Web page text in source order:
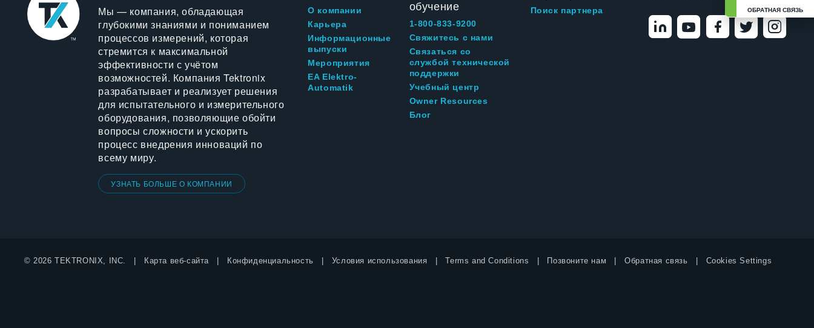
ОБРАТНАЯ СВЯЗЬ
Мы — компания, обладающая
глубокими знаниями и пониманием
процессов измерений, которая
стремится к максимальной
эффективности с учётом
возможностей. Компания Tektronix
разрабатывает и реализует решения
для испытательного и измерительного
оборудования, позволяющие обойти
вопросы сложности и ускорить
процесс внедрения инноваций по
всему миру.
УЗНАТЬ БОЛЬШЕ О КОМПАНИИ
О компании
Карьера
Информационные
выпуски
Мероприятия
EA Elektro-
Automatik
обучение
1-800-833-9200
Свяжитесь с нами
Связаться со
службой технической
поддержки
Учебный центр
Owner Resources
Блог
Поиск партнера
© 2026 TEKTRONIX, INC. Карта веб-сайта Конфиденциальность Условия использования Terms and Conditions Позвоните нам Обратная связь Cookies Settings